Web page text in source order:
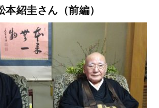
本紹圭さん（前編）